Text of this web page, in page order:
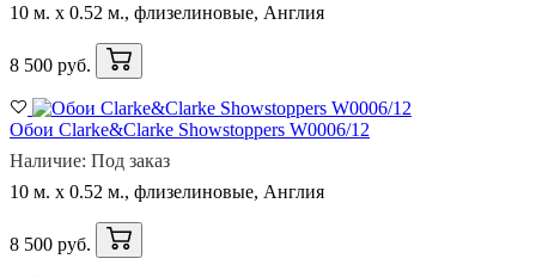
10 м. x 0.52 м., флизелиновые, Англия
8 500 руб.
Обои Clarke&Clarke Showstoppers W0006/12
Наличие: Под заказ
10 м. x 0.52 м., флизелиновые, Англия
8 500 руб.